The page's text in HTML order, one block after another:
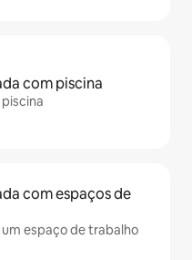
com piscina
com espaços de
espaço de trabalho